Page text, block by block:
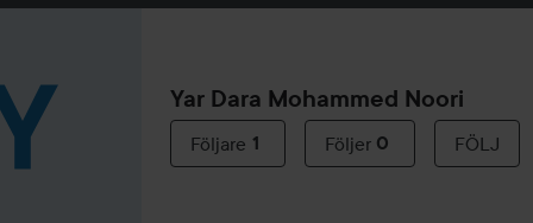
Yar Dara Mohammed Noori
Följare 1 Följer 0 FÖLJ